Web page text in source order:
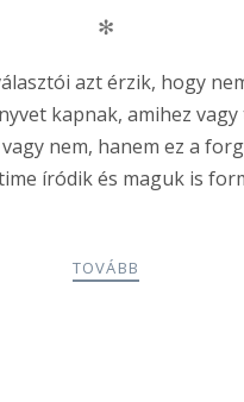
✻
azt érzik, hogy
kapnak, amihez
nem, hanem ez a
íródik és maguk is
TOVÁBB